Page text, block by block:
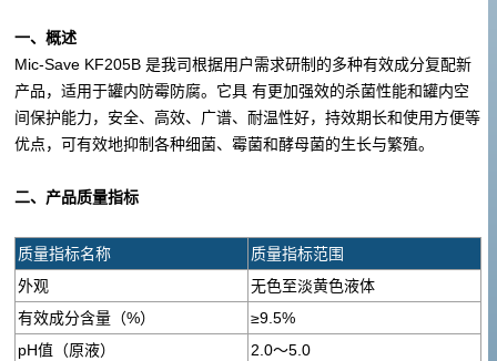
一、概述
Mic-Save KF205B 是我司根据用户需求研制的多种有效成分复配新
产品，适用于罐内防霉防腐。它具 有更加强效的杀菌性能和罐内空
间保护能力，安全、高效、广谱、耐温性好，持效期长和使用方便等
优点，可有效地抑制各种细菌、霉菌和酵母菌的生长与繁殖。
二、产品质量指标
质量指标名称
质量指标范围
外观
无色至淡黄色液体
有效成分含量（%）
≥9.5%
pH值（原液）
2.0～5.0